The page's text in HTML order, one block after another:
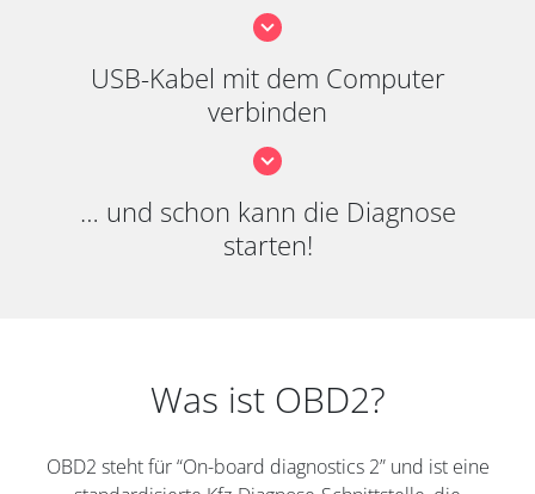
USB-Kabel mit dem Computer
verbinden
… und schon kann die Diagnose
starten!
Was ist OBD2?
OBD2 steht für “On-board diagnostics 2” und ist eine